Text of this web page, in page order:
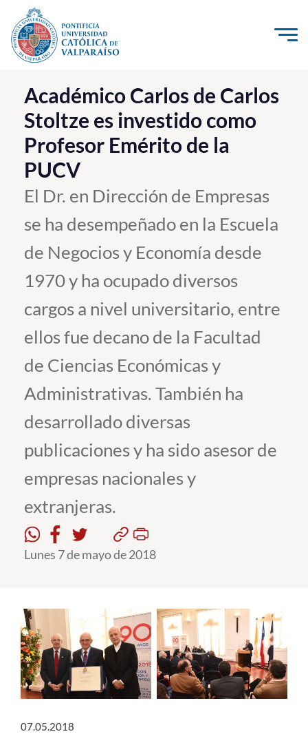
Click acá para ir directamente al contenido
La Universidad
Investigación, Creación e Innovación
PUCV Internacional
Vinculación con el Medio
Admisión
Pregrado
Postgrado
Formación Continua
Estudiantes
Académicos
Funcionarios
Alumni
English
Académico Carlos de Carlos
Stoltze es investido como
Profesor Emérito de la
PUCV
El Dr. en Dirección de Empresas
se ha desempeñado en la Escuela
de Negocios y Economía desde
1970 y ha ocupado diversos
cargos a nivel universitario, entre
ellos fue decano de la Facultad
de Ciencias Económicas y
Administrativas. También ha
desarrollado diversas
publicaciones y ha sido asesor de
empresas nacionales y
extranjeras.
Lunes 7 de mayo de 2018
07.05.2018